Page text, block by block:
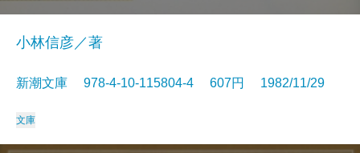
小林信彦／著
新潮文庫 978-4-10-115804-4 607円 1982/11/29
文庫